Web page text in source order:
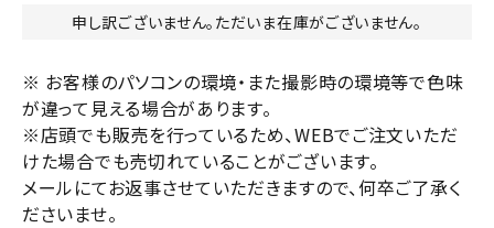
申し訳ございません。ただいま在庫がございません。
※ お客様のパソコンの環境・また撮影時の環境等で色味
が違って見える場合があります。
※店頭でも販売を行っているため、WEBでご注文いただ
けた場合でも売切れていることがございます。
メールにてお返事させていただきますので、何卒ご了承く
ださいませ。